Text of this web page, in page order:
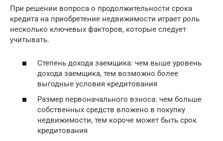
При решении вопроса о продолжительности срока
кредита на приобретение недвижимости играет роль
несколько ключевых факторов, которые следует
учитывать.
Степень дохода заемщика: чем выше уровень
дохода заемщика, тем возможно более
выгодные условия кредитования
Размер первоначального взноса: чем больше
собственных средств вложено в покупку
недвижимости, тем короче может быть срок
кредитования